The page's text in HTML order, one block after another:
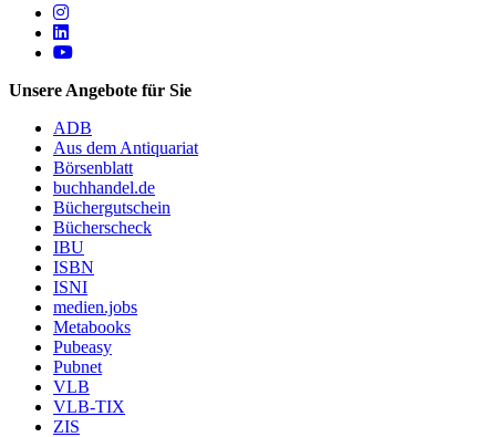
Follow us on https://www.instagram.com/lifeatmvb/
Follow us on https://www.linkedin.com/company/mvbbooks
Follow us on https://www.youtube.com/@mvbbooks
Unsere Angebote für Sie
ADB
Aus dem Antiquariat
Börsenblatt
buchhandel.de
Büchergutschein
Bücherscheck
IBU
ISBN
ISNI
medien.jobs
Metabooks
Pubeasy
Pubnet
VLB
VLB-TIX
ZIS